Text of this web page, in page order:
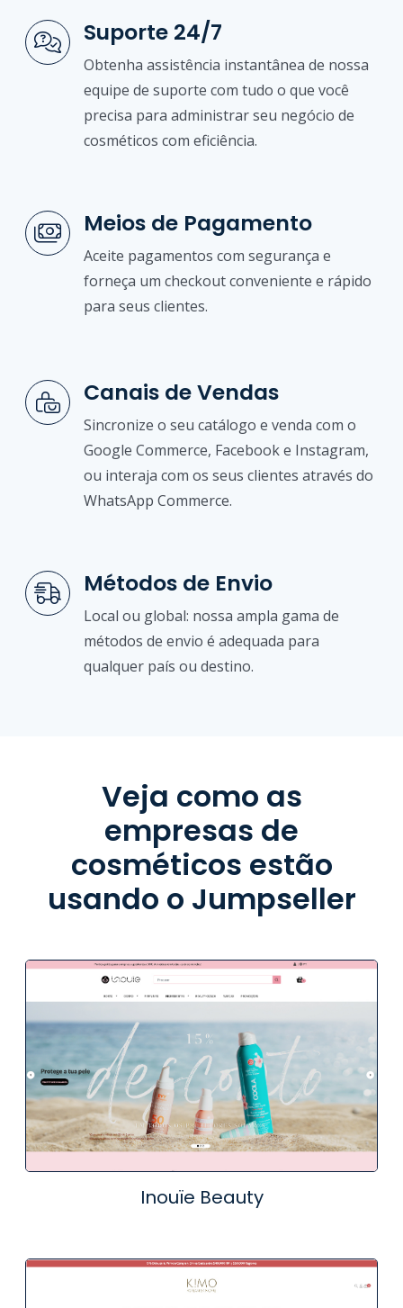
Suporte 24/7
Obtenha assistência instantânea de nossa
equipe de suporte com tudo o que você
precisa para administrar seu negócio de
cosméticos com eficiência.
Meios de Pagamento
Aceite pagamentos com segurança e
forneça um checkout conveniente e rápido
para seus clientes.
Canais de Vendas
Sincronize o seu catálogo e venda com o
Google Commerce, Facebook e Instagram,
ou interaja com os seus clientes através do
WhatsApp Commerce.
Métodos de Envio
Local ou global: nossa ampla gama de
métodos de envio é adequada para
qualquer país ou destino.
Veja como as
empresas de
cosméticos estão
usando o Jumpseller
Inouïe Beauty